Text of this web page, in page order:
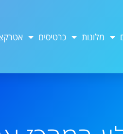
מלונות כרטיסים